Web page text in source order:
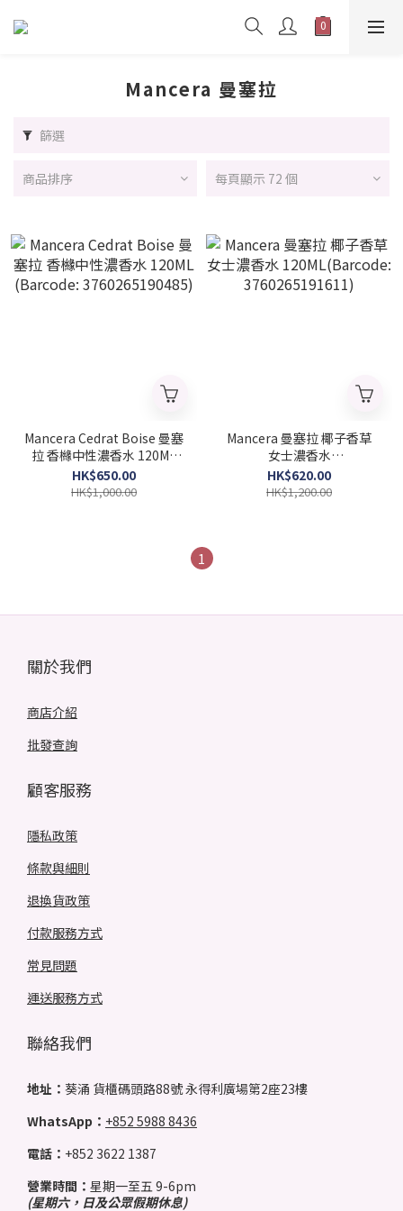
Mancera 曼塞拉
篩選
商品排序 每頁顯示 72 個
Mancera Cedrat Boise 曼塞
拉 香櫞中性濃香水 120ML
(Barcode: 3760265190485)
HK$650.00
HK$1,000.00
Mancera 曼塞拉 椰子香草
女士濃香水
120ML(Barcode:
3760265191611)
HK$620.00
HK$1,200.00
1
關於我們
商店介紹
批發查詢
顧客服務
隱私政策
條款與細則
退換貨政策
付款服務方式
常見問題
運送服務方式
聯絡我們
地址： 葵涌 貨櫃碼頭路88號 永得利廣場第2座23樓
WhatsApp： +852 5988 8436
電話： +852 3622 1387
營業時間： 星期一至五 9-6pm
(星期六，日及公眾假期休息)